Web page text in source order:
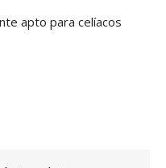
apto para celíacos